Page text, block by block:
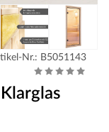
Nr.: B5051143